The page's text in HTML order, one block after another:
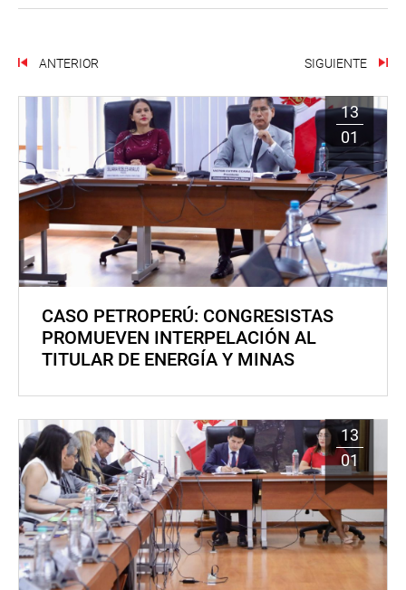
ANTERIOR SIGUIENTE
13
01
CASO PETROPERÚ: CONGRESISTAS
PROMUEVEN INTERPELACIÓN AL
TITULAR DE ENERGÍA Y MINAS
13
01